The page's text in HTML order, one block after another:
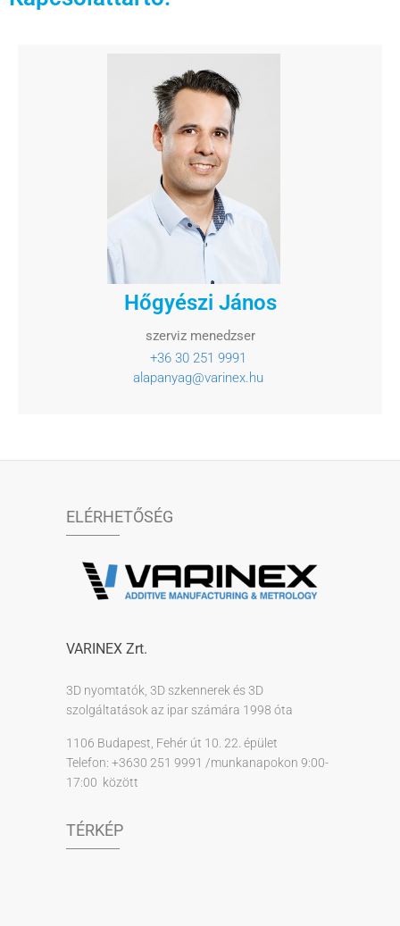
Hőgyészi János
szerviz menedzser
+36 30 251 9991
alapanyag@varinex.hu
ELÉRHETŐSÉG
VARINEX Zrt.
3D nyomtatók, 3D szkennerek és 3D
szolgáltatások az ipar számára 1998 óta
1106 Budapest, Fehér út 10. 22. épület
Telefon: +3630 251 9991 /munkanapokon 9:00-
17:00 között
TÉRKÉP